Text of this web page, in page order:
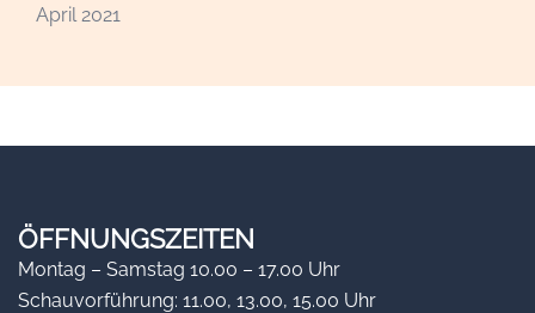
April 2021
ÖFFNUNGSZEITEN
Montag – Samstag 10.00 – 17.00 Uhr
Schauvorführung: 11.00, 13.00, 15.00 Uhr